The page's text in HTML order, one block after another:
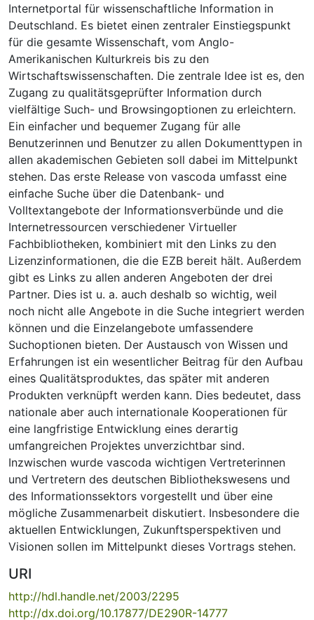
Internetportal für wissenschaftliche Information in
Deutschland. Es bietet einen zentraler Einstiegspunkt
für die gesamte Wissenschaft, vom Anglo-
Amerikanischen Kulturkreis bis zu den
Wirtschaftswissenschaften. Die zentrale Idee ist es, den
Zugang zu qualitätsgeprüfter Information durch
vielfältige Such- und Browsingoptionen zu erleichtern.
Ein einfacher und bequemer Zugang für alle
Benutzerinnen und Benutzer zu allen Dokumenttypen in
allen akademischen Gebieten soll dabei im Mittelpunkt
stehen. Das erste Release von vascoda umfasst eine
einfache Suche über die Datenbank- und
Volltextangebote der Informationsverbünde und die
Internetressourcen verschiedener Virtueller
Fachbibliotheken, kombiniert mit den Links zu den
Lizenzinformationen, die die EZB bereit hält. Außerdem
gibt es Links zu allen anderen Angeboten der drei
Partner. Dies ist u. a. auch deshalb so wichtig, weil
noch nicht alle Angebote in die Suche integriert werden
können und die Einzelangebote umfassendere
Suchoptionen bieten. Der Austausch von Wissen und
Erfahrungen ist ein wesentlicher Beitrag für den Aufbau
eines Qualitätsproduktes, das später mit anderen
Produkten verknüpft werden kann. Dies bedeutet, dass
nationale aber auch internationale Kooperationen für
eine langfristige Entwicklung eines derartig
umfangreichen Projektes unverzichtbar sind.
Inzwischen wurde vascoda wichtigen Vertreterinnen
und Vertretern des deutschen Bibliothekswesens und
des Informationssektors vorgestellt und über eine
mögliche Zusammenarbeit diskutiert. Insbesondere die
aktuellen Entwicklungen, Zukunftsperspektiven und
Visionen sollen im Mittelpunkt dieses Vortrags stehen.
URI
http://hdl.handle.net/2003/2295
http://dx.doi.org/10.17877/DE290R-14777